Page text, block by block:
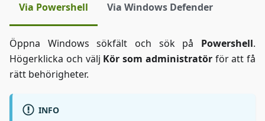
Via Powershell Via Windows Defender
Öppna Windows sökfält och sök på Powershell.
Högerklicka och välj Kör som administratörför att få
rätt behörigheter.
INFO